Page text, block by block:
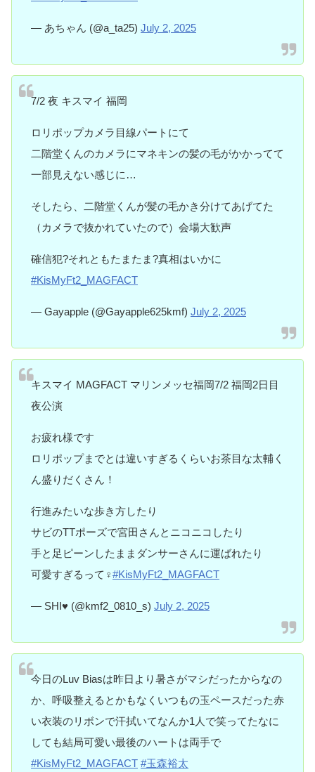
— あちゃん (@a_ta25) July 2, 2025
7/2 夜 キスマイ 福岡
ロリポップカメラ目線パートにて
二階堂くんのカメラにマネキンの髪の毛がかかってて
一部見えない感じに…
そしたら、二階堂くんが髪の毛かき分けてあげてた
（カメラで抜かれていたので）会場大歓声
確信犯?それともたまたま?真相はいかに
#KisMyFt2_MAGFACT
— Gayapple (@Gayapple625kmf) July 2, 2025
キスマイ MAGFACT マリンメッセ福岡7/2 福岡2日目
夜公演
お疲れ様です
ロリポップまでとは違いすぎるくらいお茶目な太輔く
ん盛りだくさん！
行進みたいな歩き方したり
サビのTTポーズで宮田さんとニコニコしたり
手と足ピーンしたままダンサーさんに運ばれたり
可愛すぎるって‍♀️#KisMyFt2_MAGFACT
— SHI♥ (@kmf2_0810_s) July 2, 2025
今日のLuv Biasは昨日より暑さがマシだったからなの
か、呼吸整えるとかもなくいつもの玉ペースだった赤
い衣装のリボンで汗拭いてなんか1人で笑ってたなに
しても結局可愛い最後のハートは両手で
#KisMyFt2_MAGFACT #玉森裕太